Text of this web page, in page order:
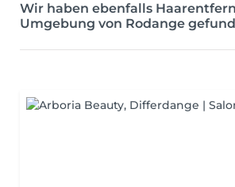
Wir haben ebenfalls
Umgebung von Rodange